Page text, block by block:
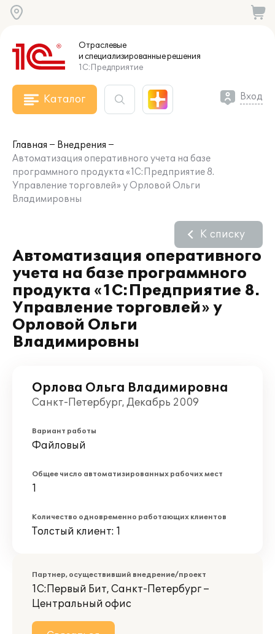
Отраслевые
и специализированныерешения
1С:Предприятие
Каталог Вход
Главная
Внедрения
Автоматизация оперативного учета на базе
программного продукта «1С:Предприятие 8.
Управление торговлей» у Орловой Ольги
Владимировны
Автоматизация оперативного
учета на базе программного
продукта «1С:Предприятие 8.
Управление торговлей» у
Орловой Ольги
Владимировны
К списку
Орлова Ольга Владимировна
Санкт-Петербург, Декабрь 2009
Вариант работы
Файловый
Общее число автоматизированных рабочих мест
1
Количество одновременно работающих клиентов
Толстый клиент: 1
Партнер, осуществивший внедрение/проект
1С:Первый Бит, Санкт-Петербург –
Центральный офис